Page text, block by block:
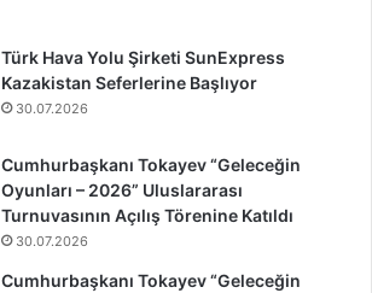
Türk Hava Yolu Şirketi SunExpress
Kazakistan Seferlerine Başlıyor
30.07.2026
Cumhurbaşkanı Tokayev “Geleceğin
Oyunları – 2026” Uluslararası
Turnuvasının Açılış Törenine Katıldı
30.07.2026
Cumhurbaşkanı Tokayev “Geleceğin